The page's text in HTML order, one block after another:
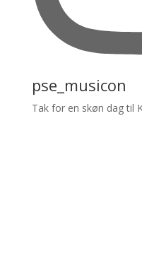
pse_musicon
Tak for en skøn dag til